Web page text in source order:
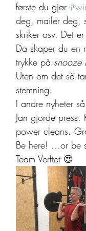
første du gjør
deg, mailer deg,
skriker osv. Det
Da skaper du en
trykke på snooze
Uten om det så
stemning.
I andre nyheter
Jan gjorde
power cleans.
Be here! …or be
Team Verftet 😍